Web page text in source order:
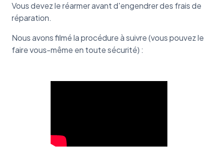
Vous devez le réarmer avant d'engendrer des frais de
réparation.
Nous avons filmé la procédure à suivre (vous pouvez le
faire vous-même en toute sécurité) :